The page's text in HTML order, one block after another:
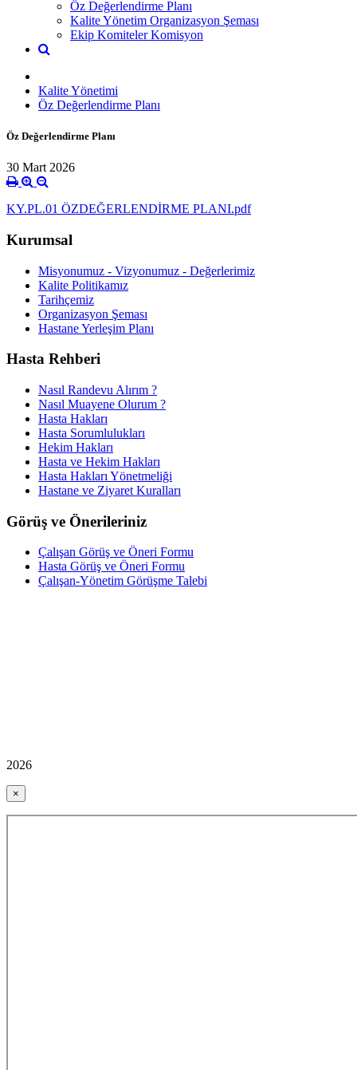
Öz Değerlendirme Planı
Kalite Yönetim Organizasyon Şeması
Ekip Komiteler Komisyon
Kalite Yönetimi
Öz Değerlendirme Planı
Öz Değerlendirme Planı
30 Mart 2026
KY.PL.01 ÖZDEĞERLENDİRME PLANI.pdf
Kurumsal
Misyonumuz - Vizyonumuz - Değerlerimiz
Kalite Politikamız
Tarihçemiz
Organizasyon Şeması
Hastane Yerleşim Planı
Hasta Rehberi
Nasıl Randevu Alırım ?
Nasıl Muayene Olurum ?
Hasta Hakları
Hasta Sorumlulukları
Hekim Hakları
Hasta ve Hekim Hakları
Hasta Hakları Yönetmeliği
Hastane ve Ziyaret Kuralları
Görüş ve Önerileriniz
Çalışan Görüş ve Öneri Formu
Hasta Görüş ve Öneri Formu
Çalışan-Yönetim Görüşme Talebi
2026
×